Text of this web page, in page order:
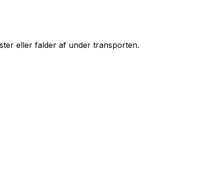
eller falder af under transporten.